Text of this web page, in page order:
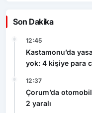
Son Dakika
12:45
Kastamonu’da
yok: 4 kişiye para
12:37
Çorum’da
2 yaralı